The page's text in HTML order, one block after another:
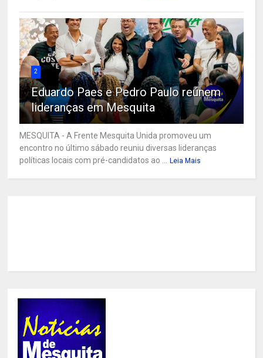
2
Eduardo Paes e Pedro Paulo reúnem
lideranças em Mesquita
MESQUITA - A Frente Mesquita Unida promoveu um
encontro no último sábado reuniu diversas lideranças
políticas locais com pré-candidatos ao ...
Leia Mais